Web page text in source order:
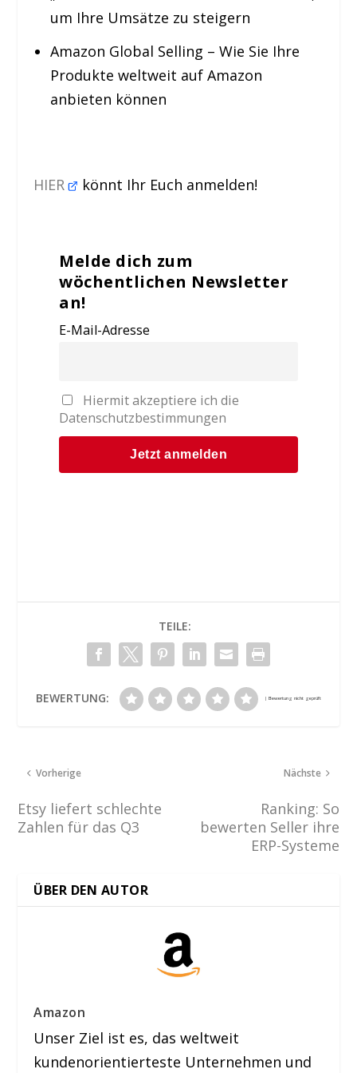
um Ihre Umsätze zu steigern
Amazon Global Selling – Wie Sie Ihre
Produkte weltweit auf Amazon
anbieten können
HIER könnt Ihr Euch anmelden!
Melde dich zum
wöchentlichen Newsletter
an!
E-Mail-Adresse
Hiermit akzeptiere ich die
Datenschutzbestimmungen
TEILE:
BEWERTUNG:
Vorherige
Etsy liefert schlechte
Zahlen für das Q3
Nächste
Ranking: So
bewerten Seller ihre
ERP-Systeme
ÜBER DEN AUTOR
Amazon
Unser Ziel ist es, das weltweit
kundenorientierteste Unternehmen und